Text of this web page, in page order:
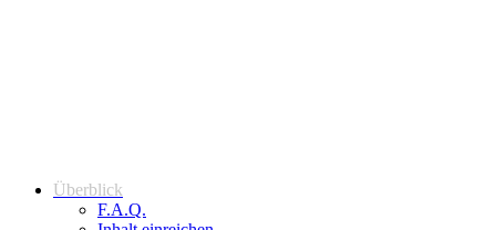
Überblick
F.A.Q.